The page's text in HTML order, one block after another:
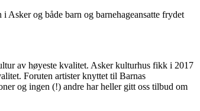
Asker og både barn og barnehageansatte frydet
av høyeste kvalitet. Asker kulturhus fikk i 2017
Foruten artister knyttet til Barnas
og ingen (!) andre har heller gitt oss tilbud om